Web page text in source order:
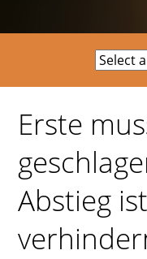
Erste
Abstieg